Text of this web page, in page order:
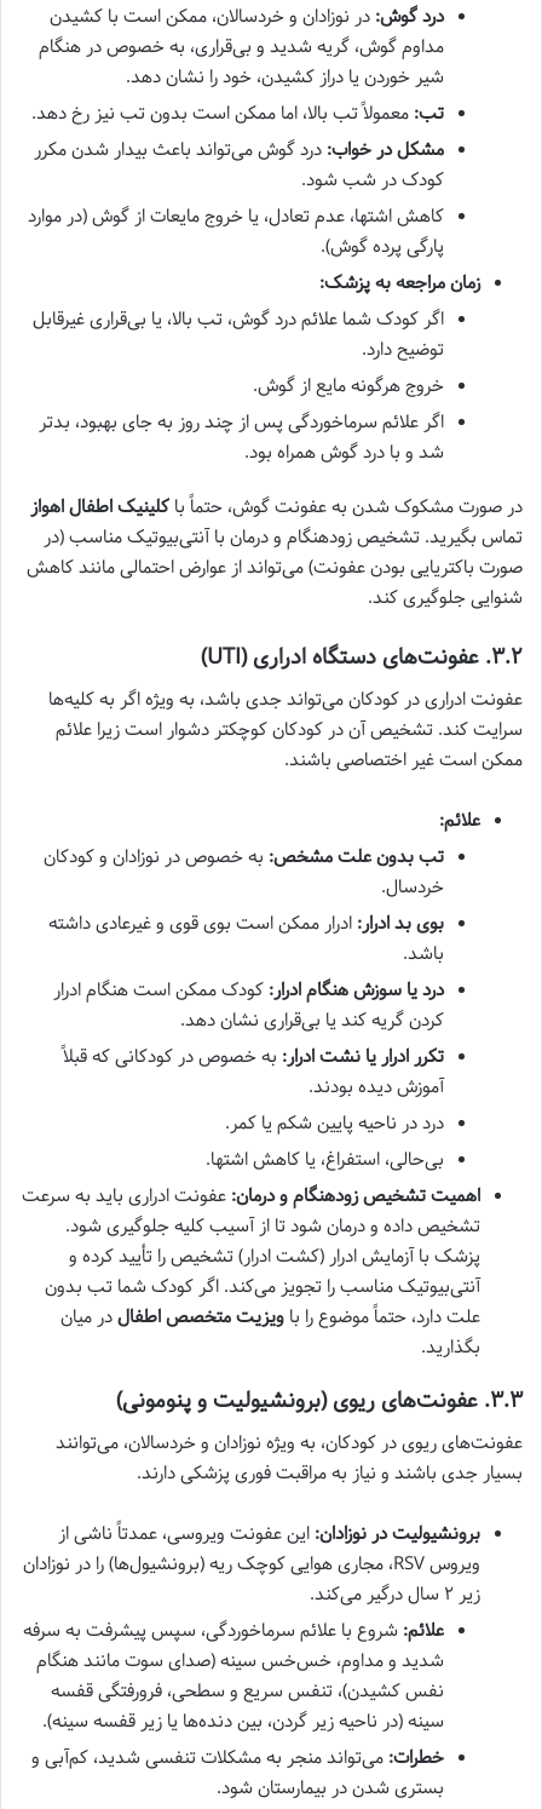
درد گوش: در نوزادان و خردسالان، ممکن است با کشیدن
مداوم گوش، گریه شدید و بی‌قراری، به خصوص در هنگام
شیر خوردن یا دراز کشیدن، خود را نشان دهد.
تب: معمولاً تب بالا، اما ممکن است بدون تب نیز رخ دهد.
مشکل در خواب: درد گوش می‌تواند باعث بیدار شدن مکرر
کودک در شب شود.
کاهش اشتها، عدم تعادل، یا خروج مایعات از گوش (در موارد
پارگی پرده گوش).
زمان مراجعه به پزشک:
اگر کودک شما علائم درد گوش، تب بالا، یا بی‌قراری غیرقابل
توضیح دارد.
خروج هرگونه مایع از گوش.
اگر علائم سرماخوردگی پس از چند روز به جای بهبود، بدتر
شد و با درد گوش همراه بود.
در صورت مشکوک شدن به عفونت گوش، حتماً با کلینیک اطفال اهواز
تماس بگیرید. تشخیص زودهنگام و درمان با آنتی‌بیوتیک مناسب (در
صورت باکتریایی بودن عفونت) می‌تواند از عوارض احتمالی مانند کاهش
شنوایی جلوگیری کند.
۳.۲. عفونت‌های دستگاه ادراری (UTI)
عفونت ادراری در کودکان می‌تواند جدی باشد، به ویژه اگر به کلیه‌ها
سرایت کند. تشخیص آن در کودکان کوچکتر دشوار است زیرا علائم
ممکن است غیر اختصاصی باشند.
علائم:
تب بدون علت مشخص: به خصوص در نوزادان و کودکان
خردسال.
بوی بد ادرار: ادرار ممکن است بوی قوی و غیرعادی داشته
باشد.
درد یا سوزش هنگام ادرار: کودک ممکن است هنگام ادرار
کردن گریه کند یا بی‌قراری نشان دهد.
تکرر ادرار یا نشت ادرار: به خصوص در کودکانی که قبلاً
آموزش دیده بودند.
درد در ناحیه پایین شکم یا کمر.
بی‌حالی، استفراغ، یا کاهش اشتها.
اهمیت تشخیص زودهنگام و درمان: عفونت ادراری باید به سرعت
تشخیص داده و درمان شود تا از آسیب کلیه جلوگیری شود.
پزشک با آزمایش ادرار (کشت ادرار) تشخیص را تأیید کرده و
آنتی‌بیوتیک مناسب را تجویز می‌کند. اگر کودک شما تب بدون
علت دارد، حتماً موضوع را با ویزیت متخصص اطفالدر میان
بگذارید.
۳.۳. عفونت‌های ریوی (برونشیولیت و پنومونی)
عفونت‌های ریوی در کودکان، به ویژه نوزادان و خردسالان، می‌توانند
بسیار جدی باشند و نیاز به مراقبت فوری پزشکی دارند.
برونشیولیت در نوزادان: این عفونت ویروسی، عمدتاً ناشی از
ویروس RSV، مجاری هوایی کوچک ریه (برونشیول‌ها) را در نوزادان
زیر ۲ سال درگیر می‌کند.
علائم: شروع با علائم سرماخوردگی، سپس پیشرفت به سرفه
شدید و مداوم، خس‌خس سینه (صدای سوت مانند هنگام
نفس کشیدن)، تنفس سریع و سطحی، فرورفتگی قفسه
سینه (در ناحیه زیر گردن، بین دنده‌ها یا زیر قفسه سینه).
خطرات: می‌تواند منجر به مشکلات تنفسی شدید، کم‌آبی و
بستری شدن در بیمارستان شود.